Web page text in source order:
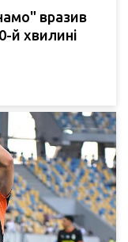
вразив
й хвилині